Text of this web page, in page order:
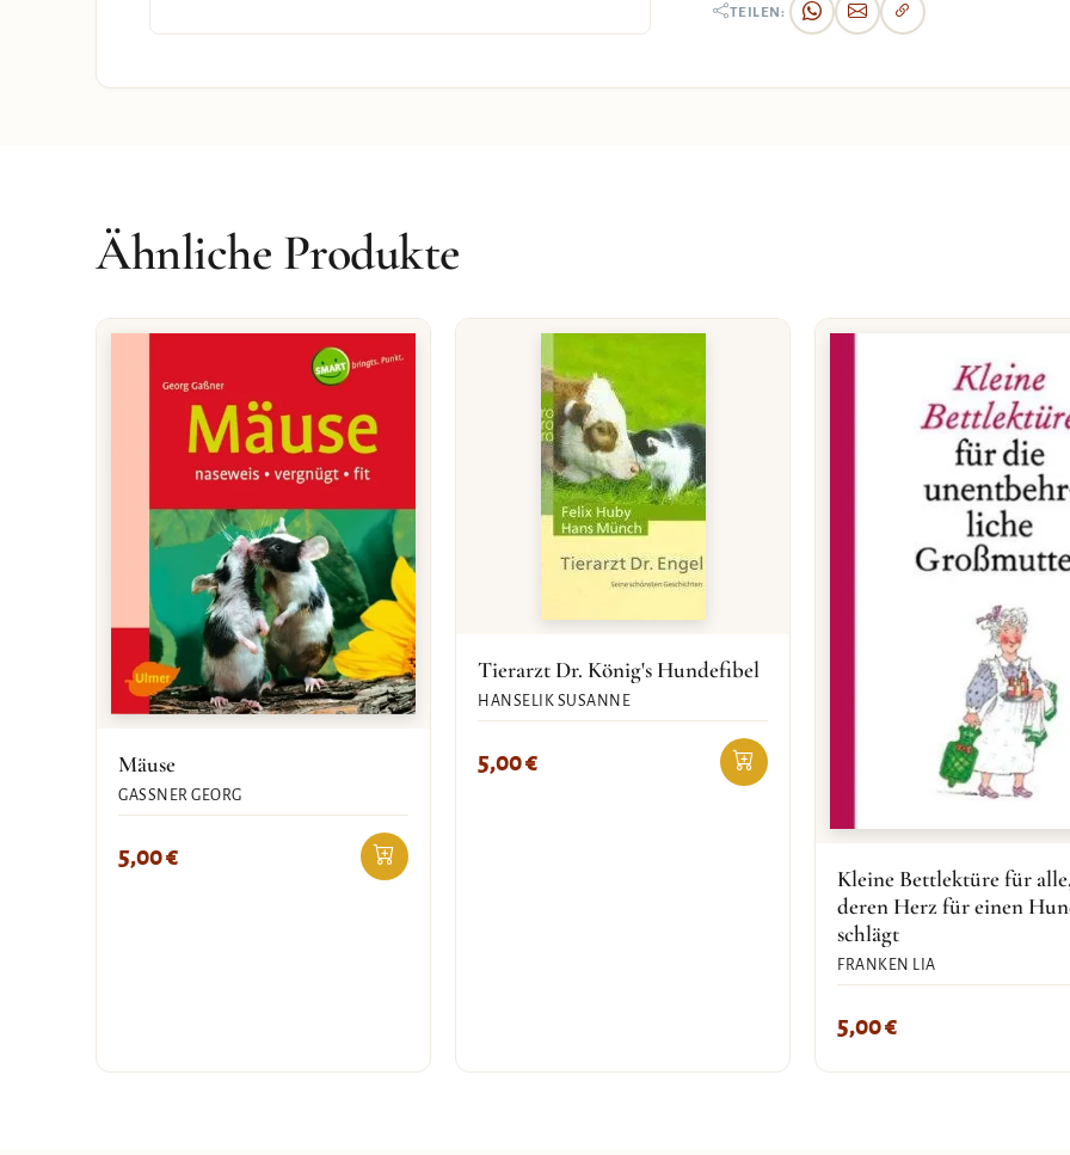
TEILEN:
Ähnliche Produkte
Mäuse
GASSNER GEORG
5,00€
Tierarzt Dr. König's Hundefibel
HANSELIK SUSANNE
5,00€
Kleine Bettlektüre für
deren Herz für einen
schlägt
FRANKEN LIA
5,00€